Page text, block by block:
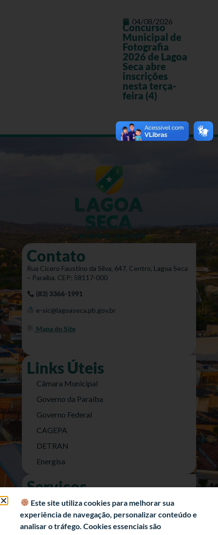
04/08/2026
Concurso
Municipal de
Fotografia
2026 de Lagoa
Seca abre
inscrições
nesta terça-
feira (4)
Contato
Rua Cícero Faustino da Silva, 647, Centro, Lagoa Seca
– Paraíba. CEP: 58117-000
(83) 3366-1991
e-sic@lagoaseca.pb.gov.br
Mapa do Site
Links Úteis
Câmara Municipal
Governo da Paraíba
Governo Federal
CAGEPA
DETRAN
Energisa
Serviços
Nota Fiscal Eletrônica
e-SIC (Acesso a Informação)
Este site utiliza cookies para melhorar sua
experiência de navegação, personalizar conteúdo e
analisar o tráfego. Cookies essenciais são